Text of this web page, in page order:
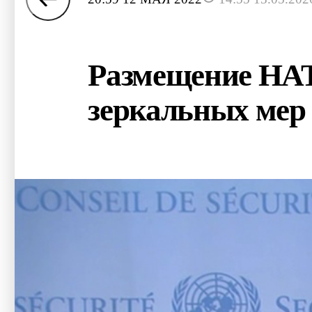
Размещение
зеркальных мер